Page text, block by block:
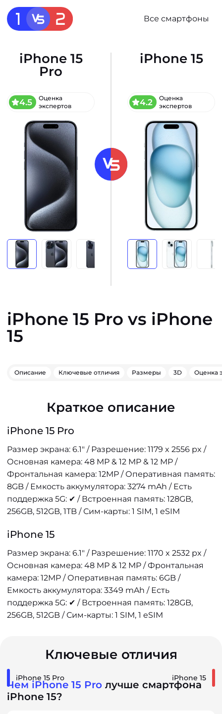
Все смартфоны
iPhone 15
Pro
4.5
Оценка
экспертов
iPhone 15
4.2
Оценка
экспертов
iPhone 15 Pro vs iPhone
15
Описание Ключевые отличия Размеры 3D Оценка
Краткое описание
iPhone 15 Pro
Размер экрана: 6.1" / Разрешение: 1179 x 2556 px /
Основная камера: 48 MP & 12 MP & 12 MP /
Фронтальная камера: 12MP / Оперативная память:
8GB / Емкость аккумулятора: 3274 mAh / Есть
поддержка 5G: ✔ / Встроенная память: 128GB,
256GB, 512GB, 1TB / Сим-карты: 1 SIM, 1 eSIM
iPhone 15
Размер экрана: 6.1" / Разрешение: 1170 x 2532 px /
Основная камера: 48 MP & 12 MP / Фронтальная
камера: 12MP / Оперативная память: 6GB /
Емкость аккумулятора: 3349 mAh / Есть
поддержка 5G: ✔ / Встроенная память: 128GB,
256GB, 512GB / Сим-карты: 1 SIM, 1 eSIM
Ключевые отличия
iPhone 15 Pro iPhone 15
Чем iPhone 15 Pro лучше смартфона
iPhone 15?